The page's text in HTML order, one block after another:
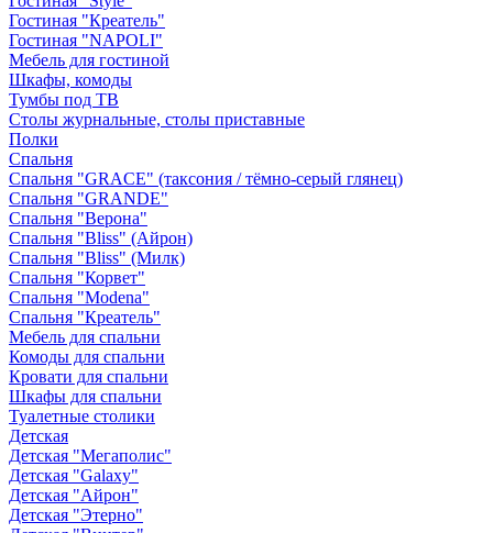
Гостиная "Креатель"
Гостиная "NAPOLI"
Мебель для гостиной
Шкафы, комоды
Тумбы под ТВ
Столы журнальные, столы приставные
Полки
Спальня
Спальня "GRACE" (таксония / тёмно-серый глянец)
Спальня "GRANDE"
Спальня "Верона"
Спальня "Bliss" (Айрон)
Спальня "Bliss" (Милк)
Спальня "Корвет"
Спальня "Modena"
Спальня "Креатель"
Мебель для спальни
Комоды для спальни
Кровати для спальни
Шкафы для спальни
Туалетные столики
Детская
Детская "Мегаполис"
Детская "Galaxy"
Детская "Айрон"
Детская "Этерно"